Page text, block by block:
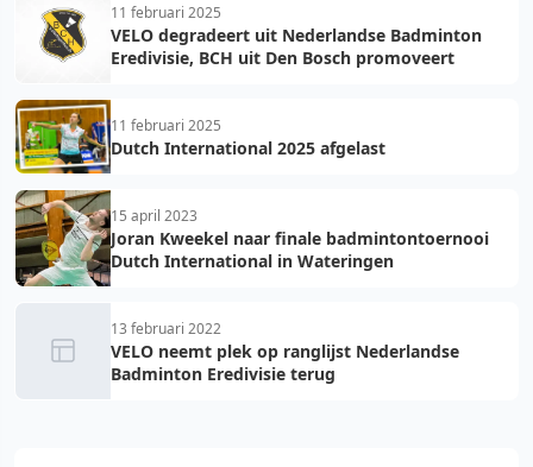
11 februari 2025
VELO degradeert uit Nederlandse Badminton
Eredivisie, BCH uit Den Bosch promoveert
11 februari 2025
Dutch International 2025 afgelast
15 april 2023
Joran Kweekel naar finale badmintontoernooi
Dutch International in Wateringen
13 februari 2022
VELO neemt plek op ranglijst Nederlandse
Badminton Eredivisie terug